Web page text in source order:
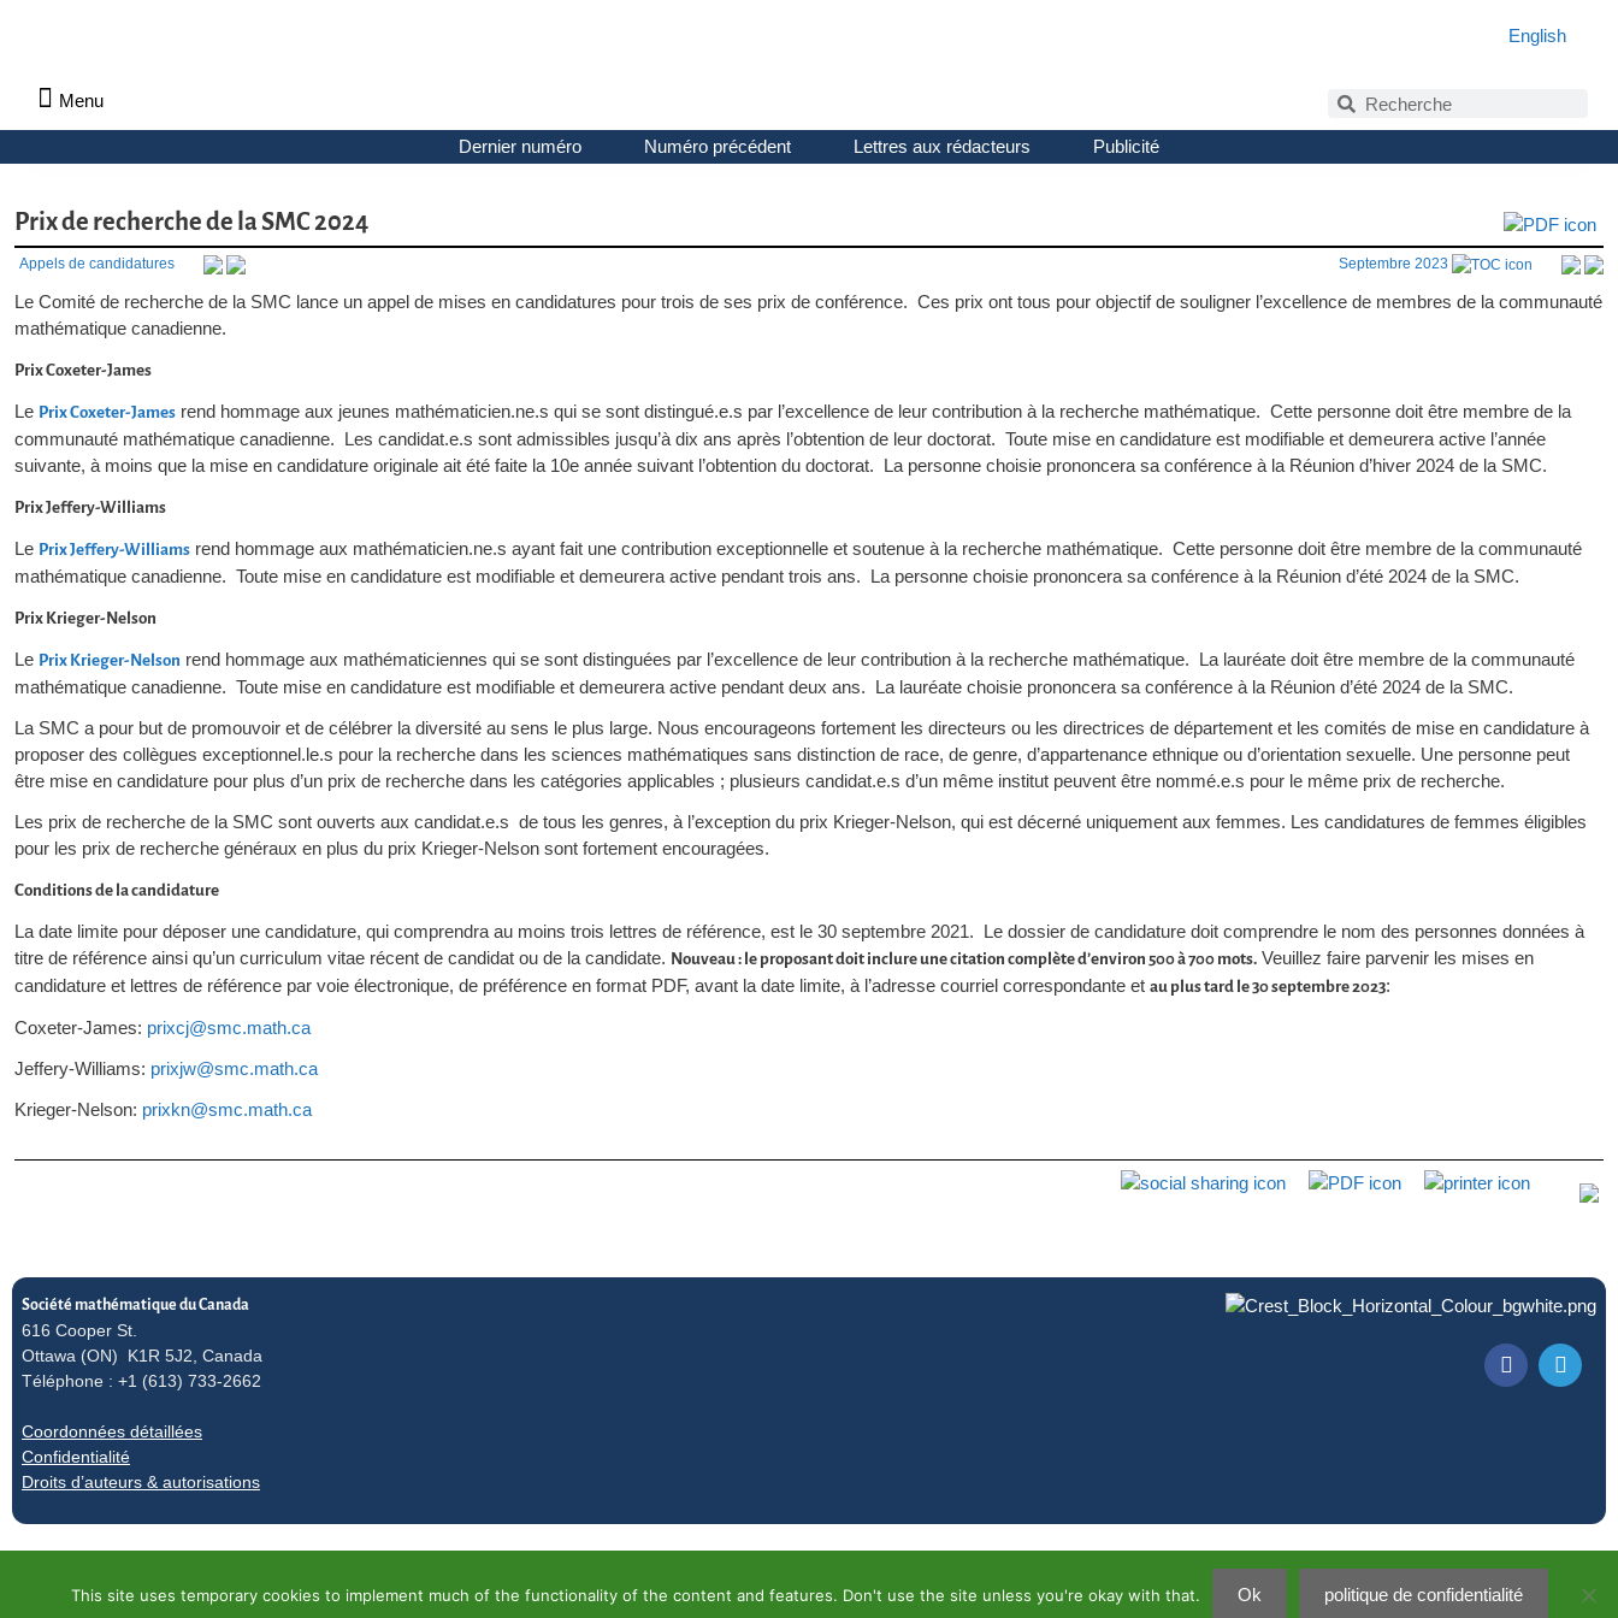
Menu
English
Dernier numéro Numéro précédent Lettres aux rédacteurs Publicité
Prix de recherche de la SMC 2024
Appels de candidatures Septembre 2023
Le Comité de recherche de la SMC lance un appel de mises en candidatures pour trois de ses prix de conférence. Ces prix ont tous pour objectif de souligner l’excellence de membres de la communauté
mathématique canadienne.
Prix Coxeter-James
Le Prix Coxeter-James rend hommage aux jeunes mathématicien.ne.s qui se sont distingué.e.s par l’excellence de leur contribution à la recherche mathématique. Cette personne doit être membre de la
communauté mathématique canadienne. Les candidat.e.s sont admissibles jusqu’à dix ans après l’obtention de leur doctorat. Toute mise en candidature est modifiable et demeurera active l’année
suivante, à moins que la mise en candidature originale ait été faite la 10e année suivant l’obtention du doctorat. La personne choisie prononcera sa conférence à la Réunion d’hiver 2024 de la SMC.
Prix Jeffery-Williams
Le Prix Jeffery-Williams rend hommage aux mathématicien.ne.s ayant fait une contribution exceptionnelle et soutenue à la recherche mathématique. Cette personne doit être membre de la communauté
mathématique canadienne. Toute mise en candidature est modifiable et demeurera active pendant trois ans. La personne choisie prononcera sa conférence à la Réunion d’été 2024 de la SMC.
Prix Krieger-Nelson
Le Prix Krieger-Nelson rend hommage aux mathématiciennes qui se sont distinguées par l’excellence de leur contribution à la recherche mathématique. La lauréate doit être membre de la communauté
mathématique canadienne. Toute mise en candidature est modifiable et demeurera active pendant deux ans. La lauréate choisie prononcera sa conférence à la Réunion d’été 2024 de la SMC.
La SMC a pour but de promouvoir et de célébrer la diversité au sens le plus large. Nous encourageons fortement les directeurs ou les directrices de département et les comités de mise en candidature à
proposer des collègues exceptionnel.le.s pour la recherche dans les sciences mathématiques sans distinction de race, de genre, d’appartenance ethnique ou d’orientation sexuelle. Une personne peut
être mise en candidature pour plus d’un prix de recherche dans les catégories applicables ; plusieurs candidat.e.s d’un même institut peuvent être nommé.e.s pour le même prix de recherche.
Les prix de recherche de la SMC sont ouverts aux candidat.e.s de tous les genres, à l’exception du prix Krieger-Nelson, qui est décerné uniquement aux femmes. Les candidatures de femmes éligibles
pour les prix de recherche généraux en plus du prix Krieger-Nelson sont fortement encouragées.
Conditions de la candidature
La date limite pour déposer une candidature, qui comprendra au moins trois lettres de référence, est le 30 septembre 2021. Le dossier de candidature doit comprendre le nom des personnes données à
titre de référence ainsi qu’un curriculum vitae récent de candidat ou de la candidate. Nouveau : le proposant doit inclure une citation complète d’environ 500 à 700 mots. Veuillez faire parvenir les mises en
candidature et lettres de référence par voie électronique, de préférence en format PDF, avant la date limite, à l’adresse courriel correspondante et au plus tard le 30 septembre 2023:
Coxeter-James: prixcj@smc.math.ca
Jeffery-Williams: prixjw@smc.math.ca
Krieger-Nelson: prixkn@smc.math.ca
Société mathématique du Canada
616 Cooper St.
Ottawa (ON) K1R 5J2, Canada
Téléphone : +1 (613) 733-2662
Coordonnées détaillées
Confidentialité
Droits d’auteurs & autorisations
This site uses temporary cookies to implement much of the functionality of the content and features. Don't use the site unless you're okay with that. Ok politique de confidentialité